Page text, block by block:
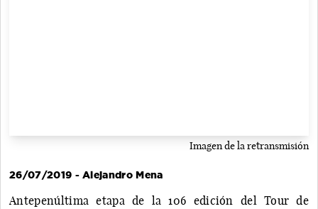
Imagen de la retransmisión
26/07/2019 - Alejandro Mena
Antepenúltima etapa de la 106 edición del Tour de